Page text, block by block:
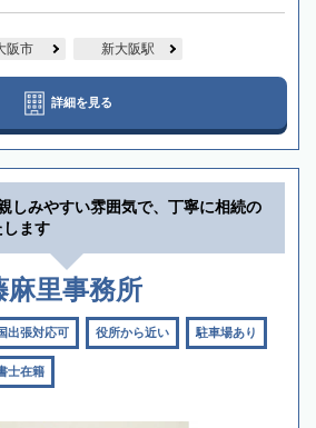
阪市 新大阪駅
詳細を見る
しみやすい雰囲気で、丁寧に相続の
します
麻里事務所
出張対応可 役所から近い 駐車場あり
士在籍